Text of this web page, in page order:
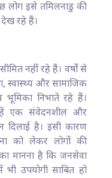
लोग इसे तमिलनाडु की
रहे हैं।
नहीं रहे हैं। वर्षों से
स्वास्थ्य और सामाजिक
निभाते रहे हैं।
एक संवेदनशील और
दिलाई है। इसी कारण
को लेकर लोगों की
मानना है कि जनसेवा
उपयोगी साबित हो